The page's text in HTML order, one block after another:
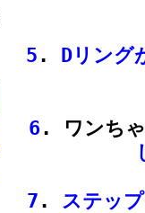
5 . Dリング
6 . ワンちゃ
7 . ステッ